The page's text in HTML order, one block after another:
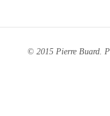
© 2015 Pierre Buard.